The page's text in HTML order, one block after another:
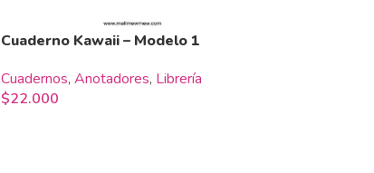
Cuaderno Kawaii – Modelo 1
Cuadernos, Anotadores, Librería
$22.000